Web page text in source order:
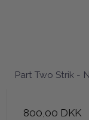
Part Two Strik -
800,00 DKK